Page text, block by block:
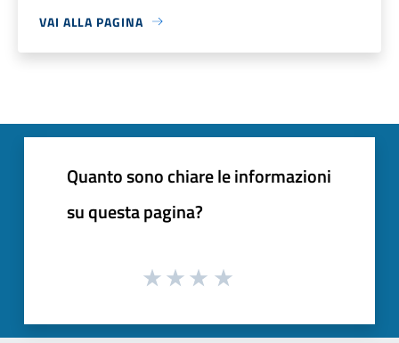
VAI ALLA PAGINA
Quanto sono chiare le informazioni
su questa pagina?